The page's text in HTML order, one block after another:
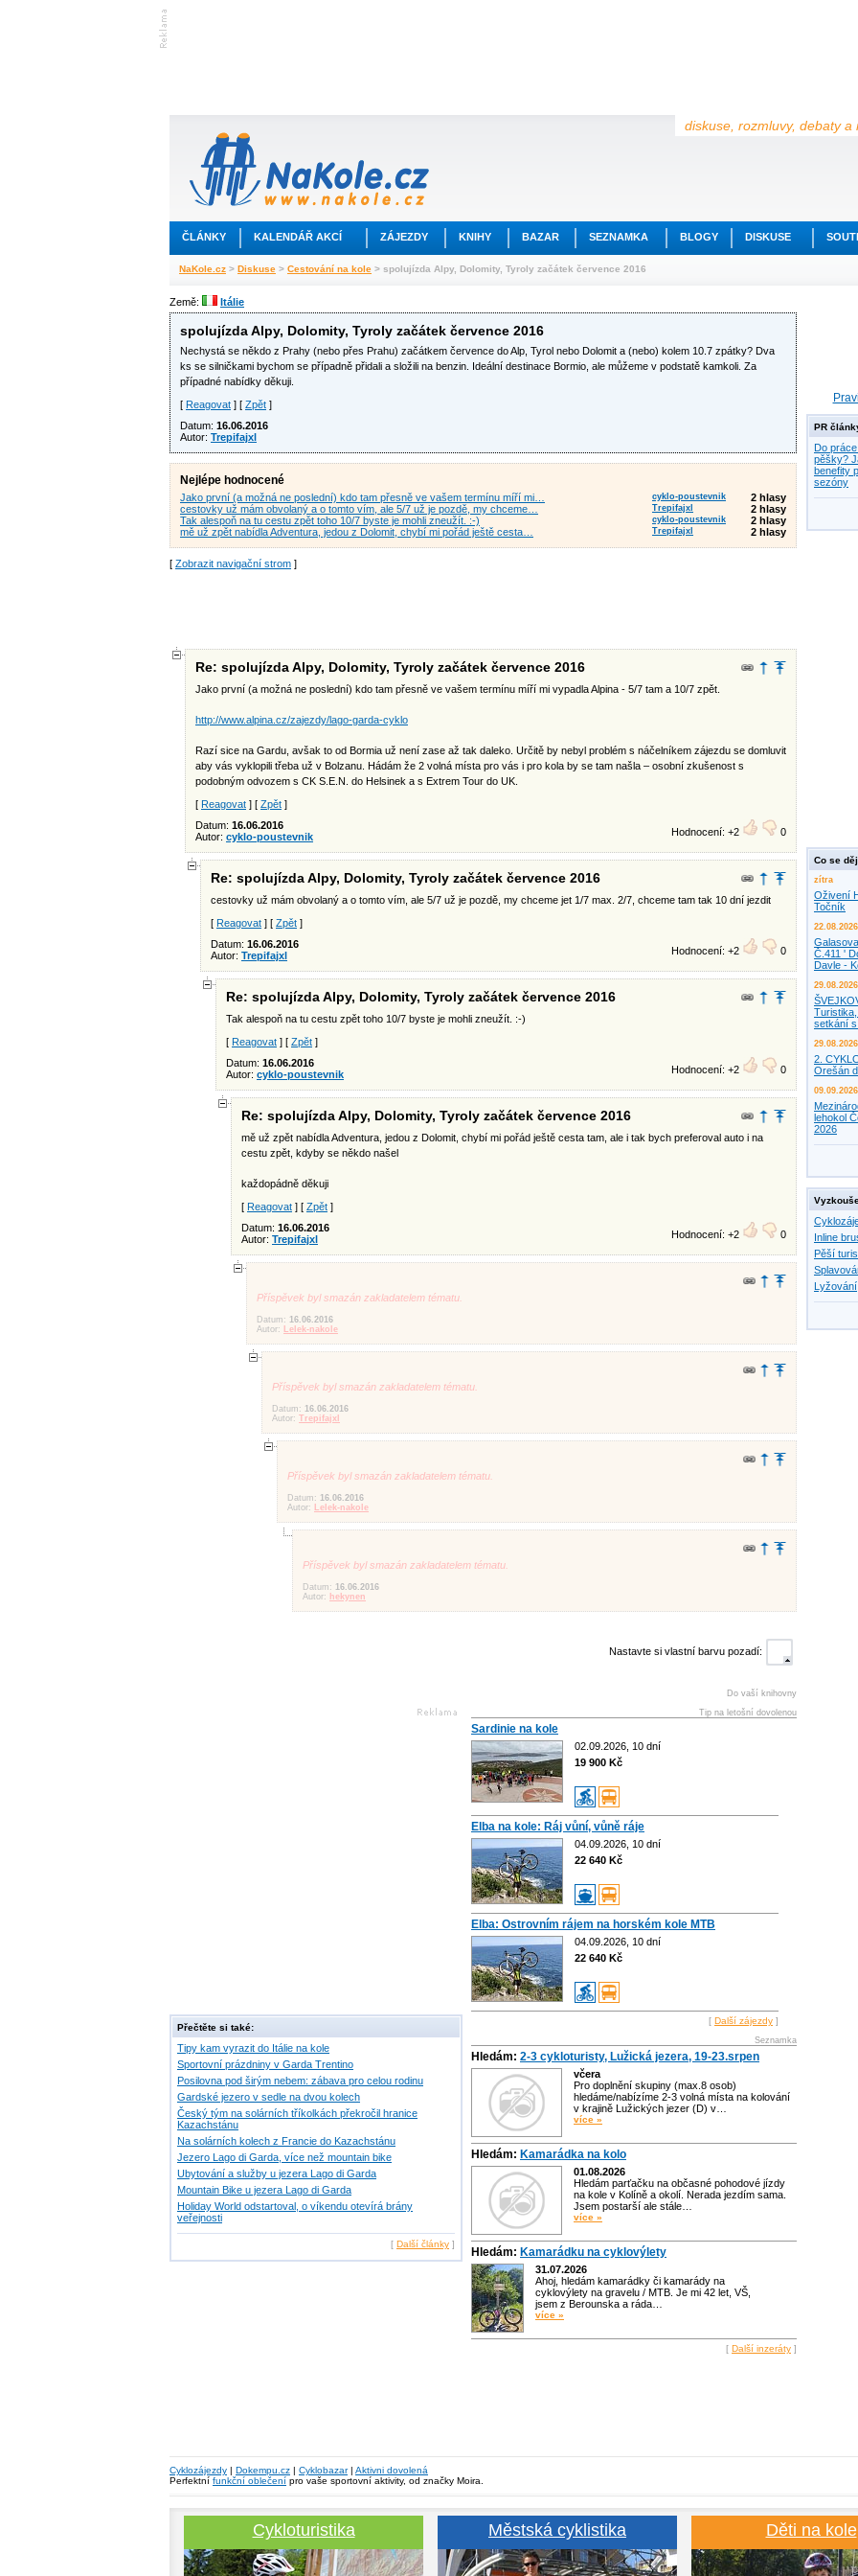
diskuse, rozmluvy, debaty a
ČLÁNKY KALENDÁŘ AKCÍ ZÁJEZDY KNIHY BAZAR SEZNAMKA BLOGY DISKUSE
NaKole.cz > Diskuse > Cestování na kole > spolujízda Alpy, Dolomity, Tyroly začátek července 2016
Země: Itálie
spolujízda Alpy, Dolomity, Tyroly začátek července 2016
Nechystá se někdo z Prahy (nebo přes Prahu) začátkem července do Alp, Tyrol nebo Dolomit a (nebo) kolem 10.7 zpátky? Dva
ks se silničkami bychom se případně přidali a složili na benzin. Ideální destinace Bormio, ale můžeme v podstatě kamkoli. Za
případné nabídky děkuji.
[ Reagovat ] [ Zpět ]
Datum: 16.06.2016
Autor: Trepifajxl
Nejlépe hodnocené
Jako první (a možná ne poslední) kdo tam přesně ve vašem termínu míří mi… cyklo-poustevnik
2 hlasy
cestovky už mám obvolaný a o tomto vím, ale 5/7 už je pozdě, my chceme…
Trepifajxl
2 hlasy
Tak alespoň na tu cestu zpět toho 10/7 byste je mohli zneužít. :-)
cyklo-poustevnik
2 hlasy
mě už zpět nabídla Adventura, jedou z Dolomit, chybí mi pořád ještě cesta…
Trepifajxl 2 hlasy
[ Zobrazit navigační strom ]
Re: spolujízda Alpy, Dolomity, Tyroly začátek července 2016
Jako první (a možná ne poslední) kdo tam přesně ve vašem termínu míří mi vypadla Alpina - 5/7 tam a 10/7 zpět.
http://www.alpina.cz/zajezdy/lago-garda-cyklo
Razí sice na Gardu, avšak to od Bormia už není zase až tak daleko. Určitě by nebyl problém s náčelníkem zájezdu se domluvit
aby vás vyklopili třeba už v Bolzanu. Hádám že 2 volná místa pro vás i pro kola by se tam našla – osobní zkušenost s
podobným odvozem s CK S.E.N. do Helsinek a s Extrem Tour do UK.
[ Reagovat ] [ Zpět ]
Datum: 16.06.2016
Autor: cyklo-poustevnik Hodnocení: +2 0
Re: spolujízda Alpy, Dolomity, Tyroly začátek července 2016
cestovky už mám obvolaný a o tomto vím, ale 5/7 už je pozdě, my chceme jet 1/7 max. 2/7, chceme tam tak 10 dní jezdit
[ Reagovat ] [ Zpět ]
Datum: 16.06.2016
Autor: Trepifajxl Hodnocení: +2 0
Re: spolujízda Alpy, Dolomity, Tyroly začátek července 2016
Tak alespoň na tu cestu zpět toho 10/7 byste je mohli zneužít. :-)
[ Reagovat ] [ Zpět ]
Datum: 16.06.2016
Autor: cyklo-poustevnik Hodnocení: +2 0
Re: spolujízda Alpy, Dolomity, Tyroly začátek července 2016
mě už zpět nabídla Adventura, jedou z Dolomit, chybí mi pořád ještě cesta tam, ale i tak bych preferoval auto i na
cestu zpět, kdyby se někdo našel
každopádně děkuji
[ Reagovat ] [ Zpět ]
Datum: 16.06.2016
Autor: Trepifajxl Hodnocení: +2 0
Příspěvek byl smazán zakladatelem tématu.
Datum: 16.06.2016
Autor: Lelek-nakole
Příspěvek byl smazán zakladatelem tématu.
Datum: 16.06.2016
Autor: Trepifajxl
Příspěvek byl smazán zakladatelem tématu.
Datum: 16.06.2016
Autor: Lelek-nakole
Příspěvek byl smazán zakladatelem tématu.
Datum: 16.06.2016
Autor: hekynen
Nastavte si vlastní barvu pozadí:
Do vaší knihovny
Přečtěte si také:
Tipy kam vyrazit do Itálie na kole
Sportovní prázdniny v Garda Trentino
Posilovna pod širým nebem: zábava pro celou rodinu
Gardské jezero v sedle na dvou kolech
Český tým na solárních tříkolkách překročil hranice
Kazachstánu
Na solárních kolech z Francie do Kazachstánu
Jezero Lago di Garda, více než mountain bike
Ubytování a služby u jezera Lago di Garda
Mountain Bike u jezera Lago di Garda
Holiday World odstartoval, o víkendu otevírá brány
veřejnosti
[ Další články ]
Tip na letošní dovolenou
Sardinie na kole
02.09.2026, 10 dní
19 900 Kč
Elba na kole: Ráj vůní, vůně ráje
04.09.2026, 10 dní
22 640 Kč
Elba: Ostrovním rájem na horském kole MTB
04.09.2026, 10 dní
22 640 Kč
[ Další zájezdy ]
Seznamka
Hledám: 2-3 cykloturisty, Lužická jezera, 19-23.srpen
včera
Pro doplnění skupiny (max.8 osob)
hledáme/nabízíme 2-3 volná místa na kolování
v krajině Lužických jezer (D) v…
více »
Hledám: Kamarádka na kolo
01.08.2026
Hledám parťačku na občasné pohodové jízdy
na kole v Kolíně a okolí. Nerada jezdím sama.
Jsem postarší ale stále…
více »
Hledám: Kamarádku na cyklovýlety
31.07.2026
Ahoj, hledám kamarádky či kamarády na
cyklovýlety na gravelu / MTB. Je mi 42 let, VŠ,
jsem z Berounska a ráda…
více »
[ Další inzeráty ]
PR
Do
pěšky?
benefity
sezóny
Co se
zítra
Oživení
Točník
22.08.2026
Č.411 '
Davle -
29.08.2026
setkání
29.08.2026
2.
Orešán
09.09.2026
lehokol
2026
Inline
Pěší
Lyžování
Cyklozájezdy | Dokempu.cz | Cyklobazar| Aktivni dovolená
Perfektní funkční oblečení pro vaše sportovní aktivity, od značky Moira.
Cykloturistika Městská cyklistika Děti na kole